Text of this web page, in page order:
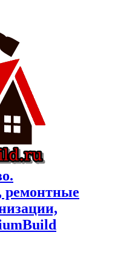
ремонтные